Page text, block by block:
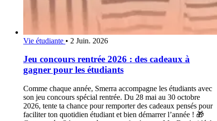
Vie étudiante • 2 Juin. 2026
Jeu concours rentrée 2026 : des cadeaux à
gagner pour les étudiants
Comme chaque année, Smerra accompagne les étudiants avec
son jeu concours spécial rentrée. Du 28 mai au 30 octobre
2026, tente ta chance pour remporter des cadeaux pensés pour
faciliter ton quotidien étudiant et bien démarrer l’année ! 🎁